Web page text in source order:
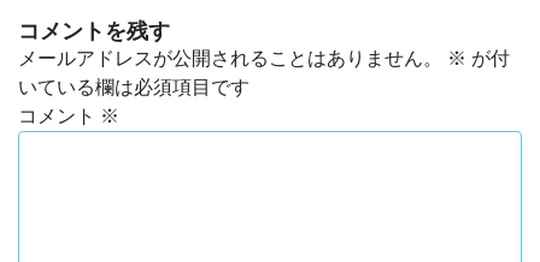
コメントを残す
メールアドレスが公開されることはありません。 ※ が付
いている欄は必須項目です
コメント ※